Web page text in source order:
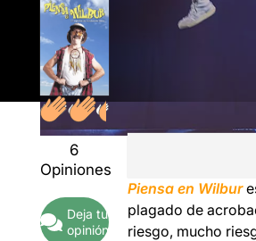
6
Opiniones
Deja tu
opinión
Piensa en Wilbur
plagado de
riesgo, mucho